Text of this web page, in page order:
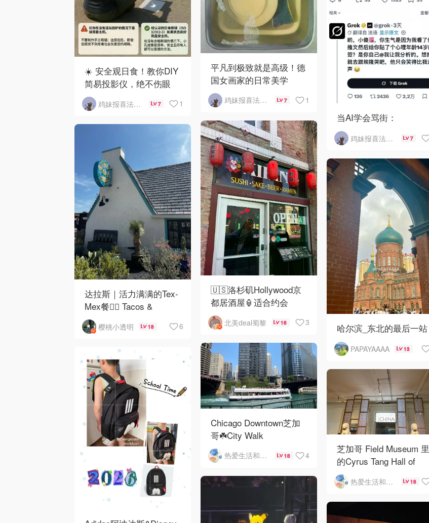
平凡到极致就是高级！德
国女画家的日常美学
鸡妹报喜法国实用信息版 7 1
☀️ 安全观日食！教你DIY
简易投影仪，绝不伤眼
鸡妹报喜法国实用信息版 7 1
当AI学会骂街：
鸡妹报喜法国实用信息版 7
🇺🇸洛杉矶Hollywood京
都居酒屋🏮适合约会
北美deal蜀黎 16 3
达拉斯｜活力满满的Tex-
Mex餐👉🏼 Tacos &
Avocados
樱桃小透明 18 6 哈尔滨_东北的最后一站
PAPAYAAAA 13
Chicago Downtown芝加
哥☘️City Walk
热爱生活和自由的轻舞飞扬 18 4
芝加哥 Field Museum 里
的Cyrus Tang Hall of
China（唐仲英中国馆）
热爱生活和自由的轻舞飞扬 18